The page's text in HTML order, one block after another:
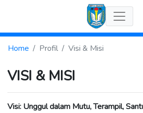
Home Profil Visi & Misi
VISI & MISI
Visi: Unggul dalam Mutu, Terampil,